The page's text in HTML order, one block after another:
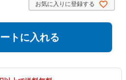
お気に入りに登録する
トに入れる